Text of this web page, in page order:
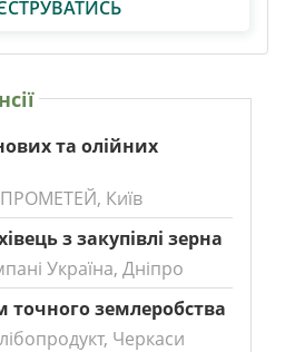
та олійних
ПРОМЕТЕЙ, Київ
з закупівлі зерна
Україна, Дніпро
точного землеробства
Черкаси